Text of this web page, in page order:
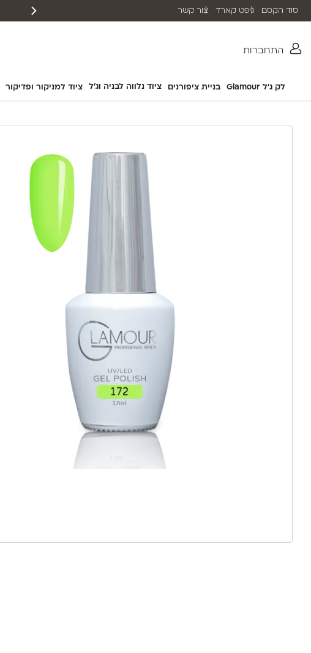
התחברות
לק ג'ל Glamour בניית ציפורנים ציוד נלווה לבניה וג'ל ציוד למניקור ופדיקור
שליח עד הבית תוך 2-5 ימי עסקים סוד הקסם גיפט קארד צור קשר